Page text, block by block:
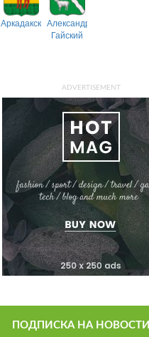
АркадакскийАлександрово-
Гайский
ADVERTISEMENT
ПОДПИСКА НА НОВОСТИ